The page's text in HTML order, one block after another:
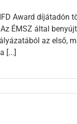
Award díjátadón
ÉMSZ által
az első,
[...]